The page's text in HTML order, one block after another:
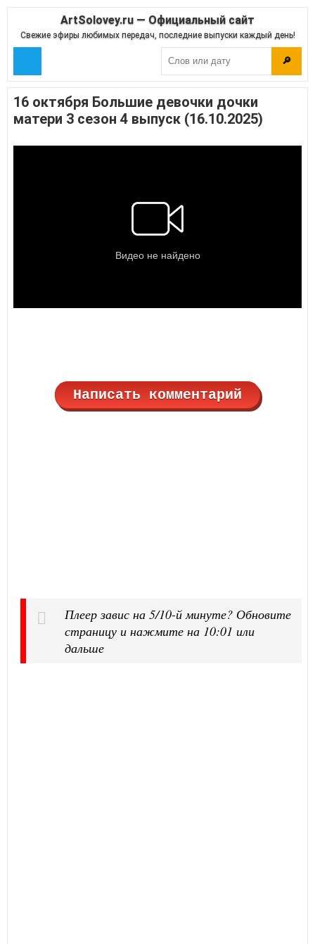
ArtSolovey.ru — Официальный сайт
Свежие эфиры любимых передач, последние выпуски каждый день!
🔎
16 октября Большие девочки дочки
матери 3 сезон 4 выпуск (16.10.2025)
Написать комментарий
Плеер завис на 5/10-й минуте? Обновите
страницу и нажмите на 10:01 или
дальше